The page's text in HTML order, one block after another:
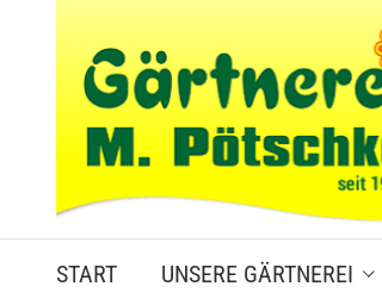
START UNSERE GÄRTNEREI